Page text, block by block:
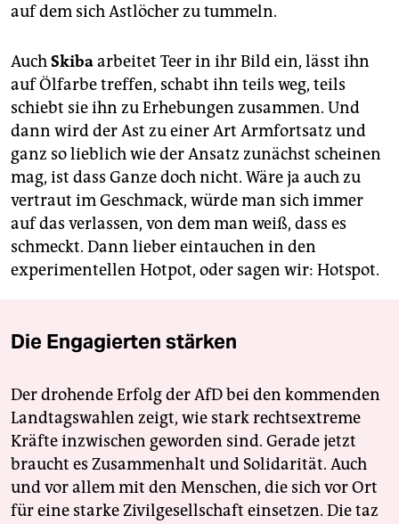
auf dem sich Astlöcher zu tummeln.
AuchSkibaarbeitet Teer in ihr Bild ein, lässt ihn
auf Ölfarbe treffen, schabt ihn teils weg, teils
schiebt sie ihn zu Erhebungen zusammen. Und
dann wird der Ast zu einer Art Armfortsatz und
ganz so lieblich wie der Ansatz zunächst scheinen
mag, ist dass Ganze doch nicht. Wäre ja auch zu
vertraut im Geschmack, würde man sich immer
auf das verlassen, von dem man weiß, dass es
schmeckt. Dann lieber eintauchen in den
experimentellen Hotpot, oder sagen wir: Hotspot.
Die Engagierten stärken
Der drohende Erfolg der AfD bei den kommenden
Landtagswahlen zeigt, wie stark rechtsextreme
Kräfte inzwischen geworden sind. Gerade jetzt
braucht es Zusammenhalt und Solidarität. Auch
und vor allem mit den Menschen, die sich vor Ort
für eine starke Zivilgesellschaft einsetzen. Die taz